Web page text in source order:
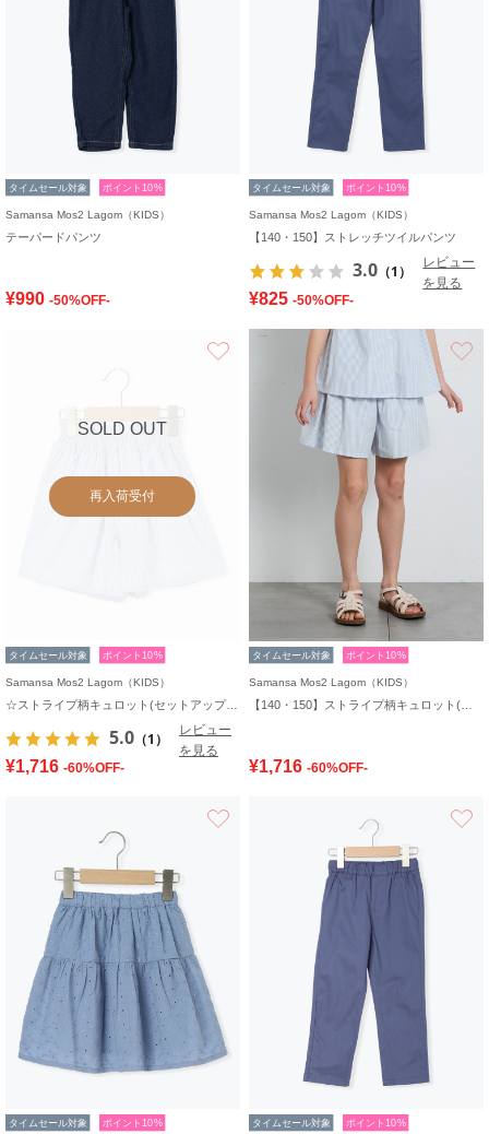
タイムセール対象 ポイント10%
Samansa Mos2 Lagom（KIDS）
テーパードパンツ
¥990 -50%OFF-
タイムセール対象 ポイント10%
Samansa Mos2 Lagom（KIDS）
【140・150】ストレッチツイルパンツ
3.0 （1）
レビュー
を見る
¥825 -50%OFF-
SOLD OUT
再入荷受付
お気に入り
タイムセール対象 ポイント10%
Samansa Mos2 Lagom（KIDS）
☆ストライプ柄キュロット(セットアップ可)
5.0 （1）
レビュー
を見る
¥1,716 -60%OFF-
タイムセール対象 ポイント10%
Samansa Mos2 Lagom（KIDS）
¥1,716 -60%OFF-
タイムセール対象 ポイント10% タイムセール対象 ポイント10%